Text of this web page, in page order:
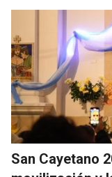
San Cayetano